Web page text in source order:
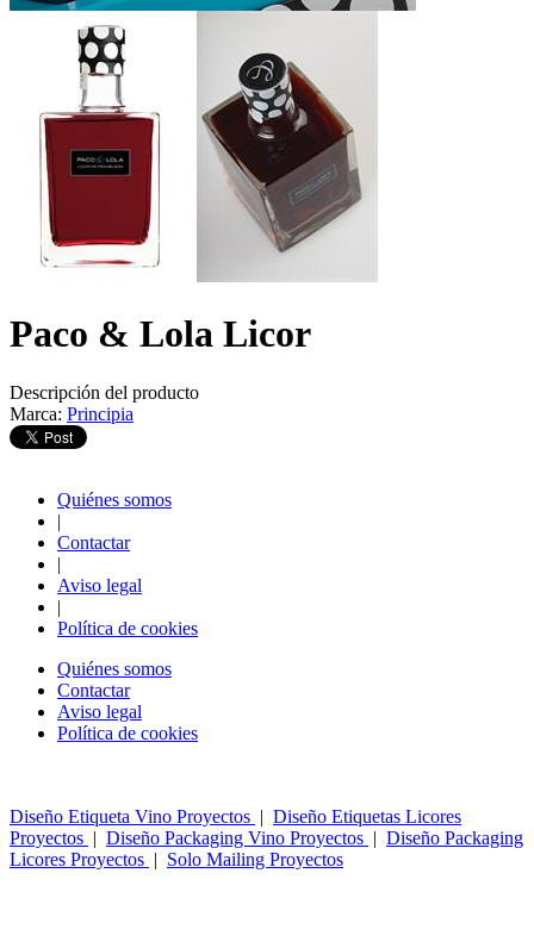
Paco & Lola Licor
Descripción del producto
Marca: Principia
Quiénes somos
|
Contactar
|
Aviso legal
|
Política de cookies
Quiénes somos
Contactar
Aviso legal
Política de cookies
Diseño Etiqueta Vino Proyectos | Diseño Etiquetas Licores
Proyectos | Diseño Packaging Vino Proyectos | Diseño Packaging
Licores Proyectos | Solo Mailing Proyectos